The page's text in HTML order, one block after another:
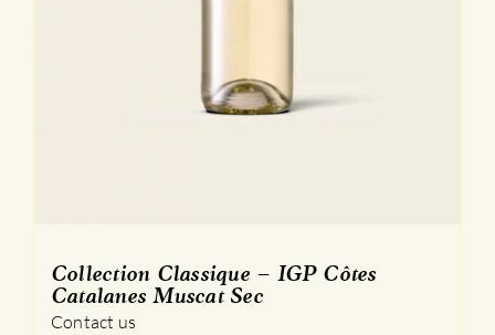
Collection Classique – IGP Côtes
Catalanes Muscat Sec
Contact us